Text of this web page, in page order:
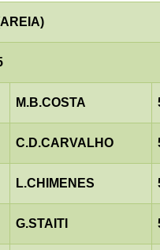
M.B.COSTA
C.D.CARVALHO
L.CHIMENES
G.STAITI